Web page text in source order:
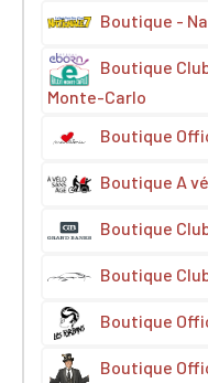
Boutique -
Boutique
Monte-Carlo
Boutique
Boutique A
Boutique
Boutique
Boutique
Boutique